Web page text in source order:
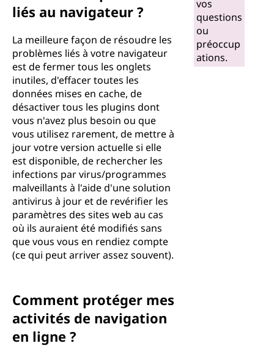
liés au navigateur ?
La meilleure façon de résoudre les
problèmes liés à votre navigateur
est de fermer tous les onglets
inutiles, d'effacer toutes les
données mises en cache, de
désactiver tous les plugins dont
vous n'avez plus besoin ou que
vous utilisez rarement, de mettre à
jour votre version actuelle si elle
est disponible, de rechercher les
infections par virus/programmes
malveillants à l'aide d'une solution
antivirus à jour et de revérifier les
paramètres des sites web au cas
où ils auraient été modifiés sans
que vous vous en rendiez compte
(ce qui peut arriver assez souvent).
Comment protéger mes
activités de navigation
en ligne ?
vos
questions
ou
préoccup
ations.